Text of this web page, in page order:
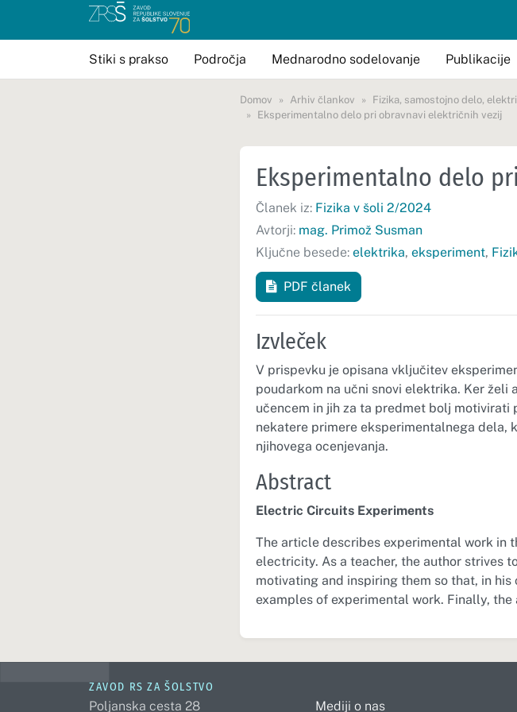
Stiki s prakso Področja Mednarodno sodelovanje Publikacije
Domov Arhiv člankov Fizika, samostojno delo,
Eksperimentalno delo pri obravnavi električnih vezij
Eksperimentalno delo
Članek iz: Fizika v šoli 2/2024
Avtorji: mag. Primož Susman
Ključne besede: elektrika, eksperiment,
PDF članek
Izvleček
V prispevku je opisana vključitev
poudarkom na učni snovi elektrika. Ker
učencem in jih za ta predmet bolj
nekatere primere eksperimentalnega dela,
njihovega ocenjevanja.
Abstract
Electric Circuits Experiments
The article describes experimental work in
electricity. As a teacher, the author strives
motivating and inspiring them so that, in
examples of experimental work. Finally,
ZAVOD RS ZA ŠOLSTVO
Poljanska cesta 28 Mediji o nas